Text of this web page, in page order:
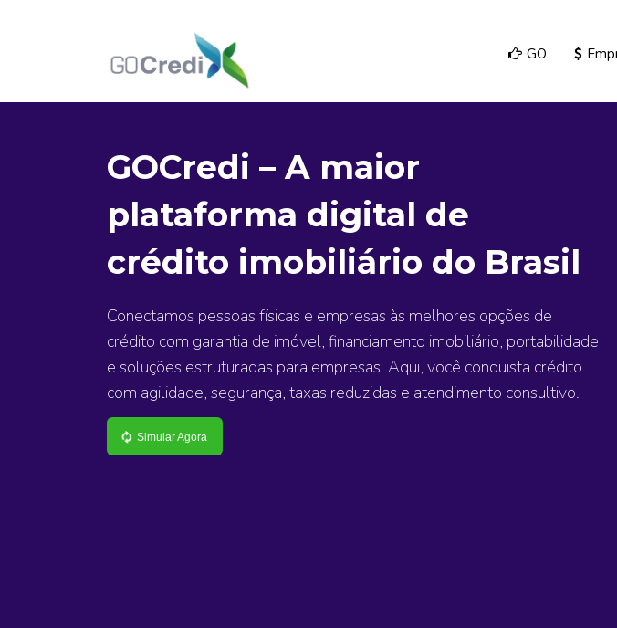
GO
GOCredi – A maior
plataforma digital de
crédito imobiliário do Brasil
Conectamos pessoas físicas e empresas às melhores opções de
crédito com garantia de imóvel, financiamento imobiliário, portabilidade
e soluções estruturadas para empresas. Aqui, você conquista crédito
com agilidade, segurança, taxas reduzidas e atendimento consultivo.
Simular Agora